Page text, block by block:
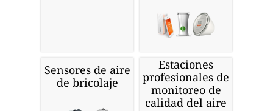
Sensores de aire
de bricolaje
Estaciones
profesionales de
monitoreo de
calidad del aire